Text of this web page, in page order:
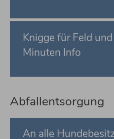
Knigge für Feld
Minuten Info
Abfallentsorgung
An alle